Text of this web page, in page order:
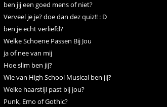
ben jij een goed mens of niet?
Verveel je je? doe dan dez quiz!! : D
ben je echt verliefd?
Welke Schoene Passen Bij Jou
ja of nee van mij
Hoe slim ben jij?
Wie van High School Musical ben jij?
Welke haarstijl past bij jou?
Punk, Emo of Gothic?